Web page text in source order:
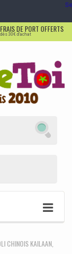
FRAIS DE PORT OFFERTS
dès 30€ d'achat
CHINOIS KAILAAN,